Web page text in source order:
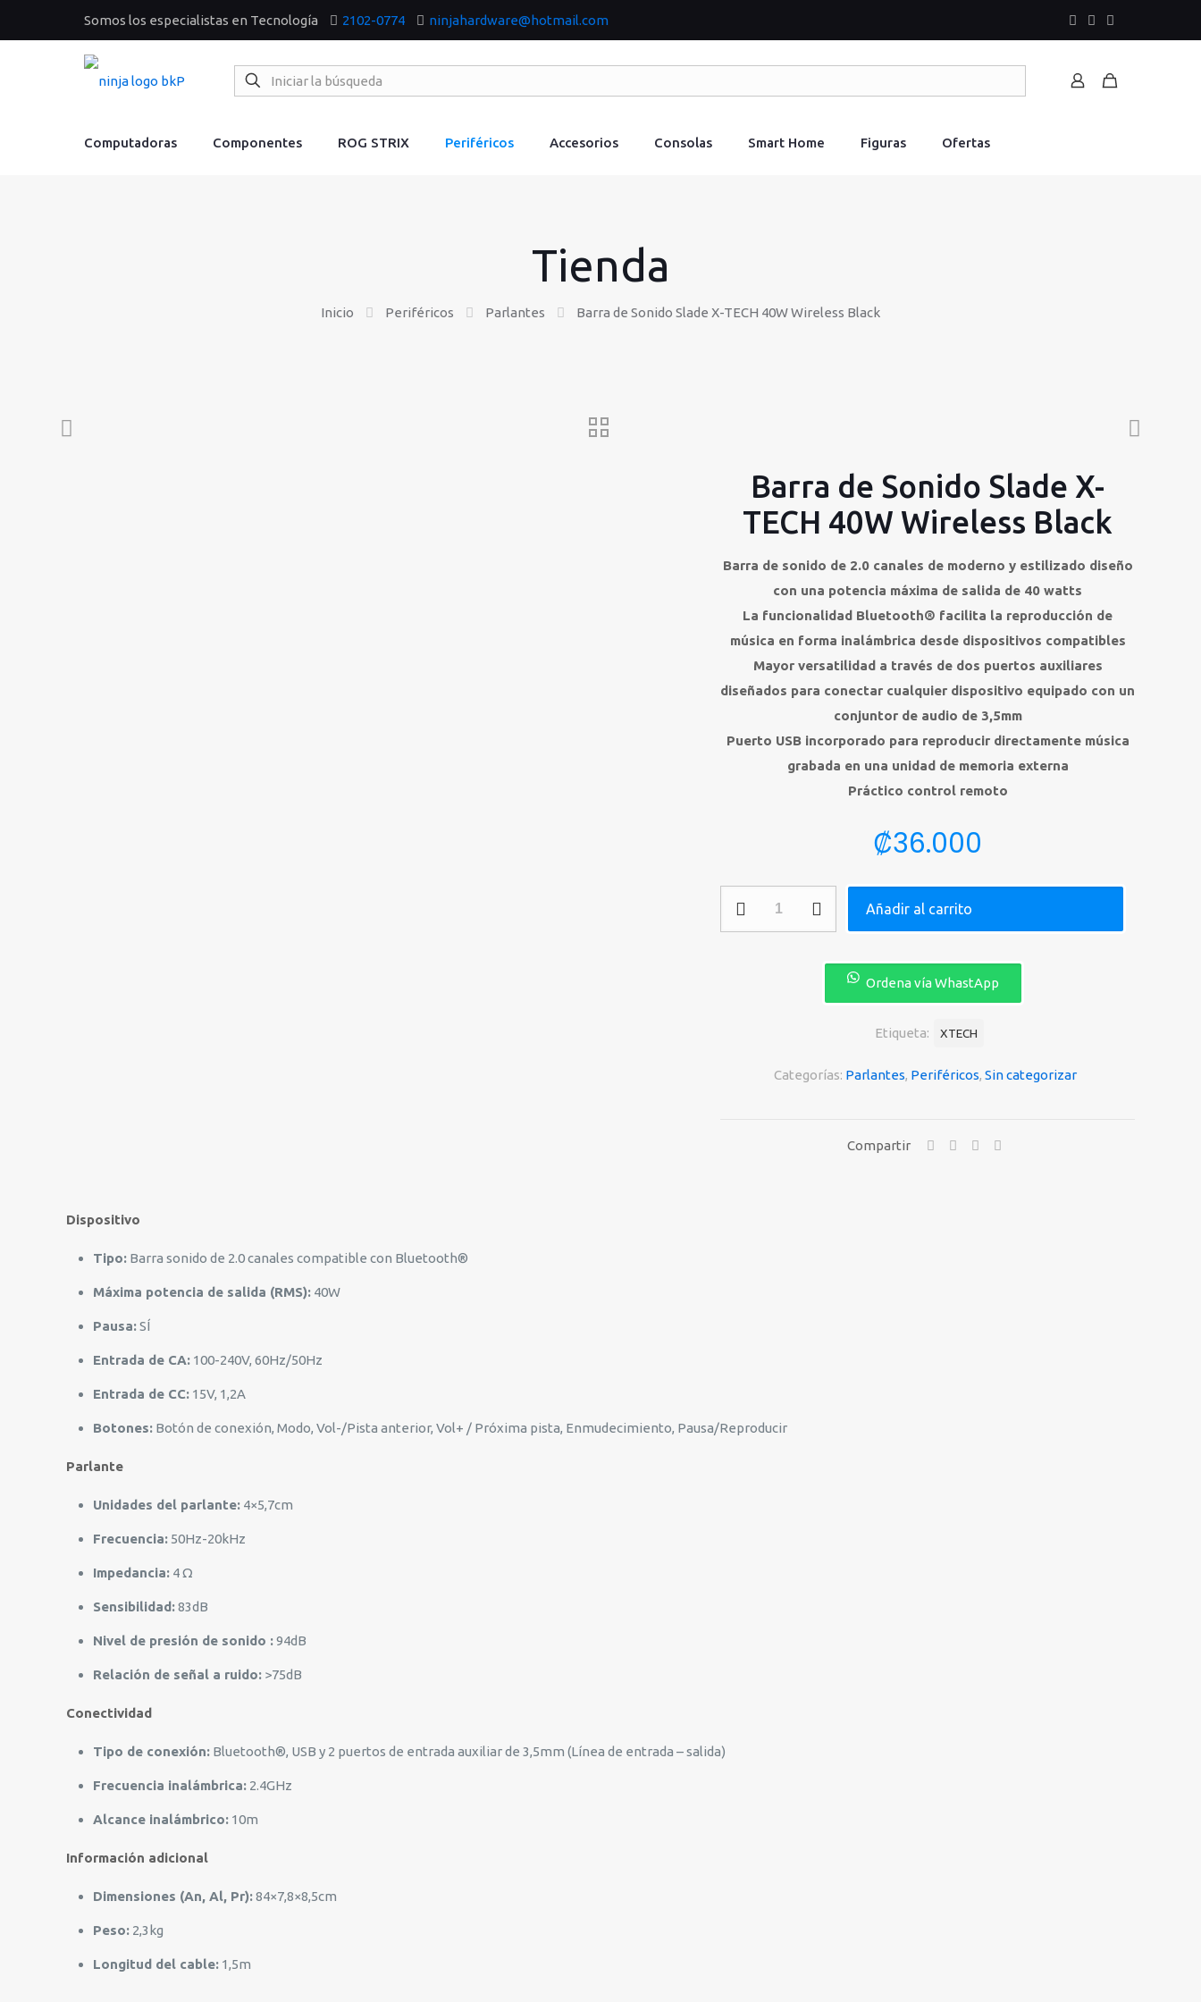
Somos los especialistas en Tecnología 2102-0774 ninjahardware@hotmail.com
Computadoras Componentes ROG STRIX Periféricos Accesorios Consolas Smart Home Figuras Ofertas
Tienda
Inicio Periféricos Parlantes Barra de Sonido Slade X-TECH 40W Wireless Black
Barra de Sonido Slade X-
TECH 40W Wireless Black
Barra de sonido de 2.0 canales de moderno y estilizado diseño
con una potencia máxima de salida de 40 watts
La funcionalidad Bluetooth® facilita la reproducción de
música en forma inalámbrica desde dispositivos compatibles
Mayor versatilidad a través de dos puertos auxiliares
diseñados para conectar cualquier dispositivo equipado con un
conjuntor de audio de 3,5mm
Puerto USB incorporado para reproducir directamente música
grabada en una unidad de memoria externa
Práctico control remoto
₡36.000
Añadir al carrito
Ordena vía WhastApp
Categorías: Parlantes, Periféricos, Sin categorizar
Etiqueta: XTECH
Compartir
Dispositivo
Tipo: Barra sonido de 2.0 canales compatible con Bluetooth®
Máxima potencia de salida (RMS): 40W
Pausa:SÍ
Entrada de CA: 100-240V, 60Hz/50Hz
Entrada de CC: 15V, 1,2A
Botones: Botón de conexión, Modo, Vol-/Pista anterior, Vol+ / Próxima pista, Enmudecimiento, Pausa/Reproducir
Parlante
Unidades del parlante: 4×5,7cm
Frecuencia: 50Hz-20kHz
Impedancia: 4 Ω
Sensibilidad:83dB
Nivel de presión de sonido :94dB
Relación de señal a ruido: >75dB
Conectividad
Tipo de conexión: Bluetooth®, USB y 2 puertos de entrada auxiliar de 3,5mm (Línea de entrada – salida)
Frecuencia inalámbrica: 2.4GHz
Alcance inalámbrico: 10m
Información adicional
Dimensiones (An, Al, Pr):84×7,8×8,5cm
Peso: 2,3kg
Longitud del cable: 1,5m